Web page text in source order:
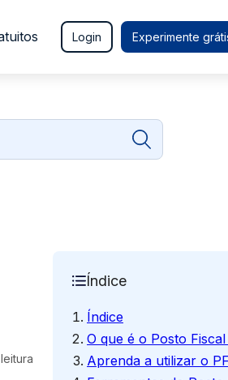
Login Experimente
Índice
Índice
O que é o Posto
Aprenda a utilizar o